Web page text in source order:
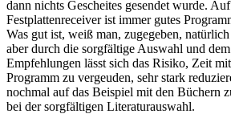
dann nichts Gescheites gesendet wurde.
Festplattenreceiver ist immer gutes
Was gut ist, weiß man, zugegeben,
aber durch die sorgfältige Auswahl und
Empfehlungen lässt sich das Risiko, Zeit
Programm zu vergeuden, sehr stark
nochmal auf das Beispiel mit den Büchern
bei der sorgfältigen Literaturauswahl.